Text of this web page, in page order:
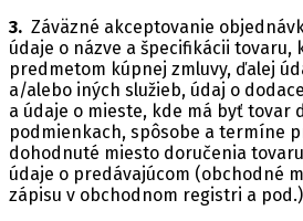
3. Záväzné akceptovanie
údaje o názve a špecifikácii tovaru,
predmetom kúpnej zmluvy, ďalej
a/alebo iných služieb, údaj o
a údaje o mieste, kde má byť tovar
podmienkach, spôsobe a termíne
dohodnuté miesto doručenia
údaje o predávajúcom (obchodné
zápisu v obchodnom registri a